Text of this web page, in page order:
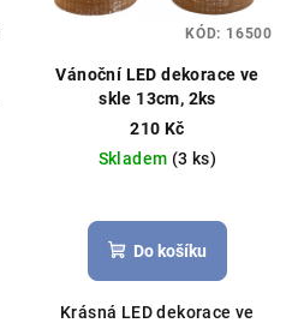
Vánoční LED dekorace ve
skle 13cm, 2ks
210 Kč
Skladem (3 ks)
Do košíku
Krásná LED dekorace ve
KÓD: 16500